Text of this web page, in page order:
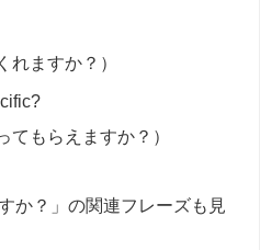
れますか？）
てもらえますか？）
か？」の関連フレーズも見